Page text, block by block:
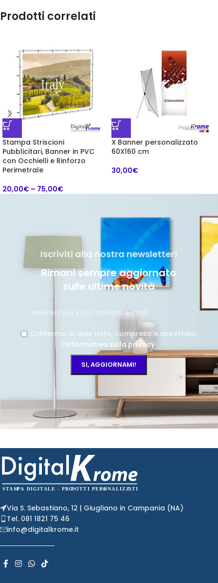
Prodotti correlati
Stampa Striscioni
Pubblicitari, Banner in PVC
con Occhielli e Rinforzo
Perimetrale
20,00€ – 75,00€
X Banner personalizzato
60X160 cm
30,00€
Iscriviti alla nostra newsletter!
Rimani sempre aggiornato
sulle ultime novità
Confermo di aver letto, compreso e accettato
l'informativa sulla privacy.
Via S. Sebastiano, 12 | Giugliano in Campania (NA)
Tel. 081 1821 75 46
info@digitalkrome.it